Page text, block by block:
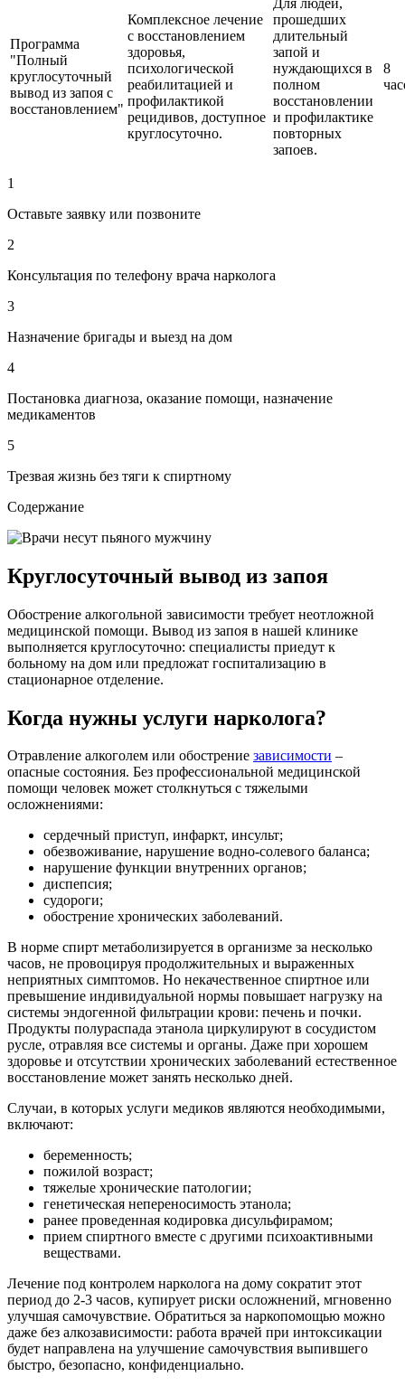
Программа
"Полный
круглосуточный
вывод из запоя с
восстановлением"
Комплексное лечение
с восстановлением
здоровья,
психологической
реабилитацией и
профилактикой
рецидивов, доступное
круглосуточно.
прошедших
длительный
запой и
нуждающихся в
полном
восстановлении
и профилактике
повторных
запоев.
8
1
Оставьте заявку или позвоните
2
Консультация по телефону врача нарколога
3
Назначение бригады и выезд на дом
4
Постановка диагноза, оказание помощи, назначение
медикаментов
5
Трезвая жизнь без тяги к спиртному
Содержание
Круглосуточный вывод из запоя
Обострение алкогольной зависимости требует неотложной
медицинской помощи. Вывод из запоя в нашей клинике
выполняется круглосуточно: специалисты приедут к
больному на дом или предложат госпитализацию в
стационарное отделение.
Когда нужны услуги нарколога?
Отравление алкоголем или обострение зависимости –
опасные состояния. Без профессиональной медицинской
помощи человек может столкнуться с тяжелыми
осложнениями:
сердечный приступ, инфаркт, инсульт;
обезвоживание, нарушение водно-солевого баланса;
нарушение функции внутренних органов;
диспепсия;
судороги;
обострение хронических заболеваний.
В норме спирт метаболизируется в организме за несколько
часов, не провоцируя продолжительных и выраженных
неприятных симптомов. Но некачественное спиртное или
превышение индивидуальной нормы повышает нагрузку на
системы эндогенной фильтрации крови: печень и почки.
Продукты полураспада этанола циркулируют в сосудистом
русле, отравляя все системы и органы. Даже при хорошем
здоровье и отсутствии хронических заболеваний естественное
восстановление может занять несколько дней.
Случаи, в которых услуги медиков являются необходимыми,
включают:
беременность;
пожилой возраст;
тяжелые хронические патологии;
генетическая непереносимость этанола;
ранее проведенная кодировка дисульфирамом;
прием спиртного вместе с другими психоактивными
веществами.
Лечение под контролем нарколога на дому сократит этот
период до 2-3 часов, купирует риски осложнений, мгновенно
улучшая самочувствие. Обратиться за наркопомощью можно
даже без алкозависимости: работа врачей при интоксикации
будет направлена на улучшение самочувствия выпившего
быстро, безопасно, конфиденциально.